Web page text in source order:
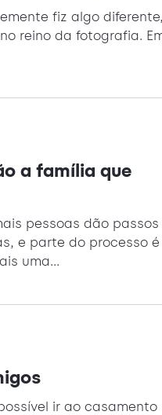
fiz algo
reino da fotografia.
a família que
pessoas dão passos
e parte do processo é
com os amigos! Mais uma...
ir ao casamento